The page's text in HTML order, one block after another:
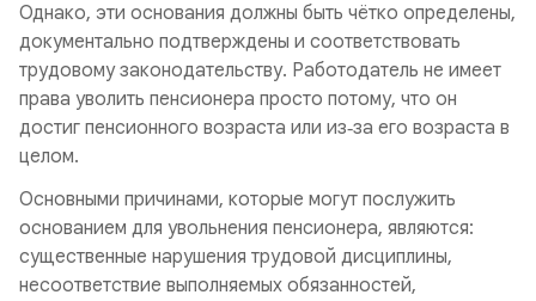
Однако, эти основания должны быть чётко определены,
документально подтверждены и соответствовать
трудовому законодательству. Работодатель не имеет
права уволить пенсионера просто потому, что он
достиг пенсионного возраста или из‑за его возраста в
целом.
Основными причинами, которые могут послужить
основанием для увольнения пенсионера, являются:
существенные нарушения трудовой дисциплины,
несоответствие выполняемых обязанностей,